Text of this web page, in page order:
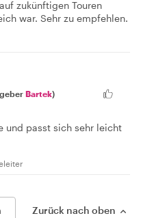
zukünftigen Touren
war. Sehr zu empfehlen.
Bartek)
und passt sich sehr leicht
Zurück nach oben